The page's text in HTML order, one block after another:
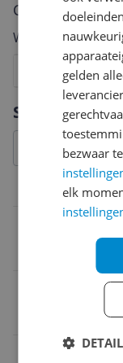
Specificaties
Zichtbare
4K-gaming
Cijfer
Welk cijfer geef
3
2
gelden
bezwaar
elk